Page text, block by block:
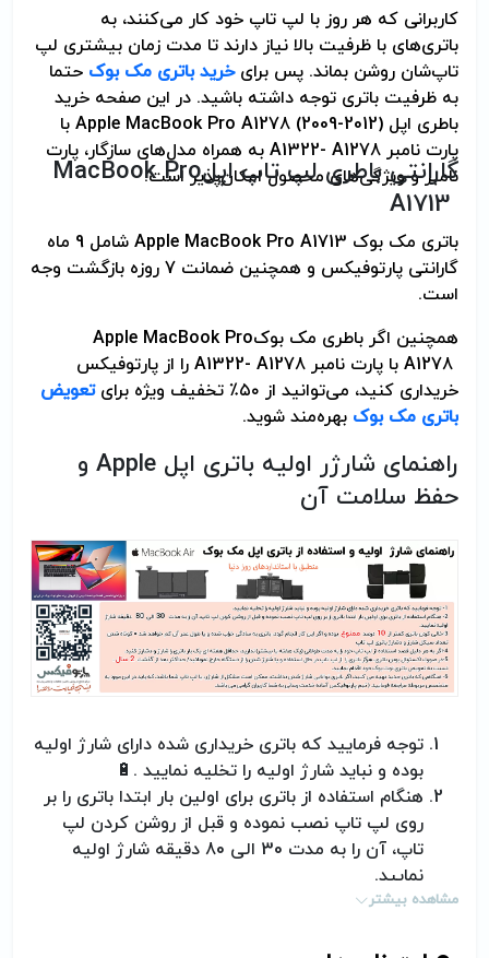
کاربرانی که هر روز با لپ تاپ خود کار می‌کنند، به
باتری‌های با ظرفیت بالا نیاز دارند تا مدت زمان بیشتری لپ
تاپ‌شان روشن بماند. پس برایخرید باتری مک بوک حتما
به ظرفیت باتری توجه داشته باشید. در این صفحه خرید
باطری اپل Apple MacBook Pro A1278 (2009-2012) با
پارت نامبر A1322- A1278 به همراه مدل‌های سازگار، پارت
نامبر و ویژگی‌های محصول امکان‌پذیر است. گارانتی باطری لپ تاپ اپلMacBook Pro
A1713
باتری مک بوک Apple MacBook Pro A1713
شامل 9 ماه
گارانتی پارتوفیکس و همچنین ضمانت 7 روزه بازگشت وجه
است.
همچنین اگر باطری مک بوکApple MacBook Pro
A1278 با پارت نامبر A1322- A1278 را از پارتوفیکس
خریداری کنید، می‌توانید از ۵۰٪ تخفیف ویژه برای
تعویض
باتری مک بوک بهره‌مند شوید.
راهنمای شارژر اولیه باتری اپل Apple و
حفظ سلامت آن
توجه فرمایید که باتری خریداری شده دارای شارژ اولیه
بوده و نباید شارژ اولیه را تخلیه نمایید .
🔋
هنگام استفاده از باتری برای اولین بار ابتدا باتری را بر
روی لپ تاپ نصب نموده و قبل از روشن کردن لپ
تاپ، آن را به مدت 30 الی 80 دقیقه شارژ اولیه
نمایید.
مشاهده بیشتر